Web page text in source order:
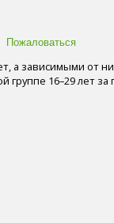
а зависимыми от
группе 16–29 лет за